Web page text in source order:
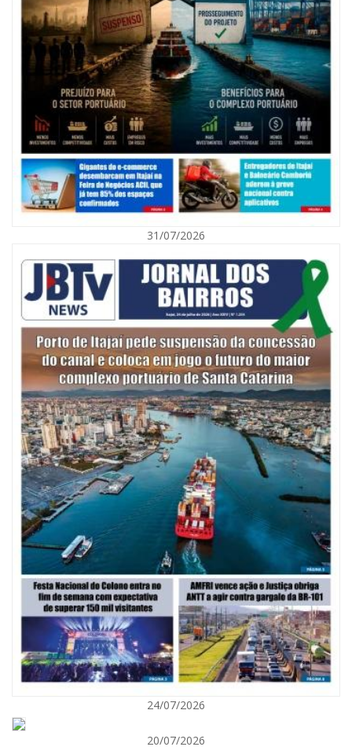
09/08/2026 | 07:00
Exposição revela a jornada de um pai diante da transição da filha em
BALNEÁRIO CAMBORIÚ
09/08/2026 | 07:00
Mostra Literária ocorrerá no Teatro Bruno Nitz dia 15 de agosto
GERAL
31/07/2026
24/07/2026
20/07/2026